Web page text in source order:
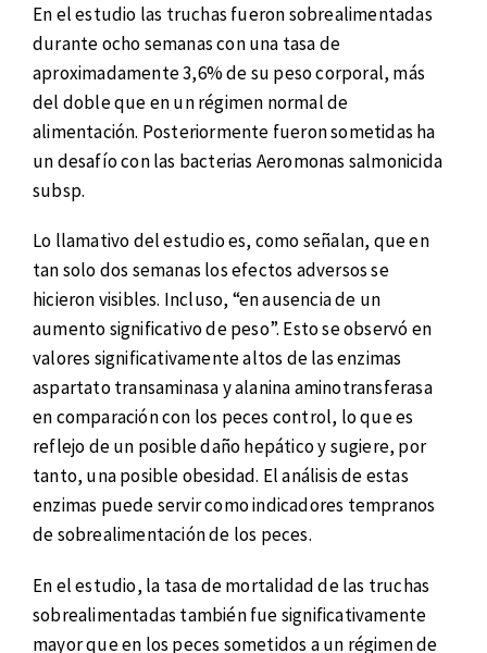
En el estudio las truchas fueron sobrealimentadas
durante ocho semanas con una tasa de
aproximadamente 3,6% de su peso corporal, más
del doble que en un régimen normal de
alimentación. Posteriormente fueron sometidas ha
un desafío con las bacterias Aeromonas salmonicida
subsp.
Lo llamativo del estudio es, como señalan, que en
tan solo dos semanas los efectos adversos se
hicieron visibles. Incluso, “en ausencia de un
aumento significativo de peso”. Esto se observó en
valores significativamente altos de las enzimas
aspartato transaminasa y alanina aminotransferasa
en comparación con los peces control, lo que es
reflejo de un posible daño hepático y sugiere, por
tanto, una posible obesidad. El análisis de estas
enzimas puede servir como indicadores tempranos
de sobrealimentación de los peces.
En el estudio, la tasa de mortalidad de las truchas
sobrealimentadas también fue significativamente
mayor que en los peces sometidos a un régimen de